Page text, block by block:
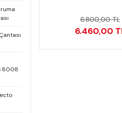
8008
6.800,00 TL
6.460,00